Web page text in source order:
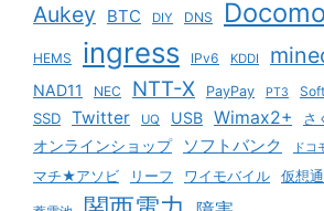
Aukey BTC DIY DNS Docomo
HEMS ingress IPv6 KDDI
NAD11 NEC NTT-X PayPay PT3
SSD Twitter UQ USB Wimax2+ さ
オンラインショップ ソフトバンク ドコ
マチ★アソビ リーフ ワイモバイル 仮想